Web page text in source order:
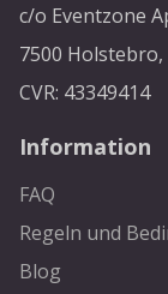
c/o Eventzone
7500
CVR: 43349414
Information
FAQ
Regeln und
Blog